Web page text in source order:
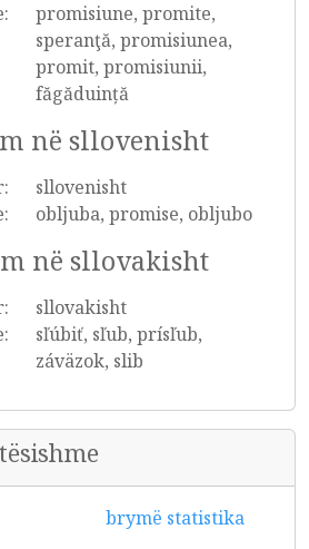
promisiune, promite,
speranţă, promisiunea,
promit, promisiunii,
făgăduință
në sllovenisht
sllovenisht
obljuba, promise, obljubo
në sllovakisht
sllovakisht
sľúbiť, sľub, prísľub,
záväzok, slib
brymë statistika